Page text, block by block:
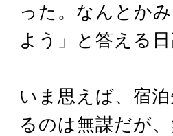
った。なんとか
よう」と答える日
いま思えば、宿
るのは無謀だが